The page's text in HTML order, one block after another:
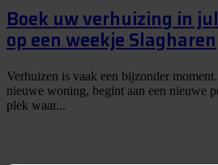
Boek uw verhuizing in
op een weekje Slagharen
Verhuizen is vaak een bijzonder
nieuwe woning, begint aan een nieuwe
plek waar...